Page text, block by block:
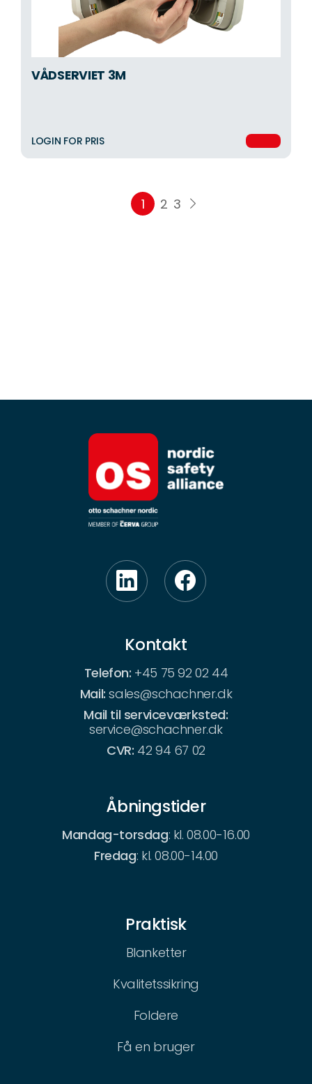
VÅDSERVIET 3M
LOGIN FOR PRIS
1 2 3
Kontakt
Telefon: +45 75 92 02 44
Mail:sales@schachner.dk
Mail til serviceværksted:
service@schachner.dk
CVR: 42 94 67 02
Åbningstider
Mandag-torsdag: kl. 08.00-16.00
Fredag: kl. 08.00-14.00
Praktisk
Blanketter
Kvalitetssikring
Foldere
Få en bruger